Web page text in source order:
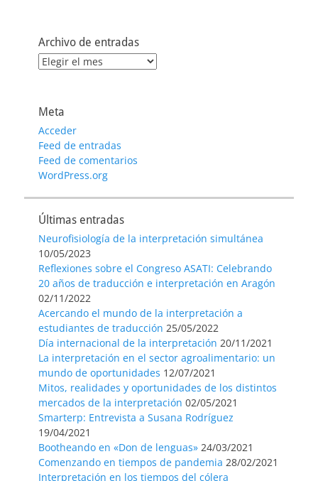
Archivo de entradas
Archivo
Meta
Acceder
Feed de entradas
Feed de comentarios
WordPress.org
Últimas entradas
Neurofisiología de la interpretación simultánea
10/05/2023
Reflexiones sobre el Congreso ASATI: Celebrando
20 años de traducción e interpretación en Aragón
02/11/2022
Acercando el mundo de la interpretación a
estudiantes de traducción 25/05/2022
Día internacional de la interpretación 20/11/2021
La interpretación en el sector agroalimentario: un
mundo de oportunidades 12/07/2021
Mitos, realidades y oportunidades de los distintos
mercados de la interpretación 02/05/2021
Smarterp: Entrevista a Susana Rodríguez
19/04/2021
Bootheando en «Don de lenguas» 24/03/2021
Comenzando en tiempos de pandemia 28/02/2021
Interpretación en los tiempos del cólera